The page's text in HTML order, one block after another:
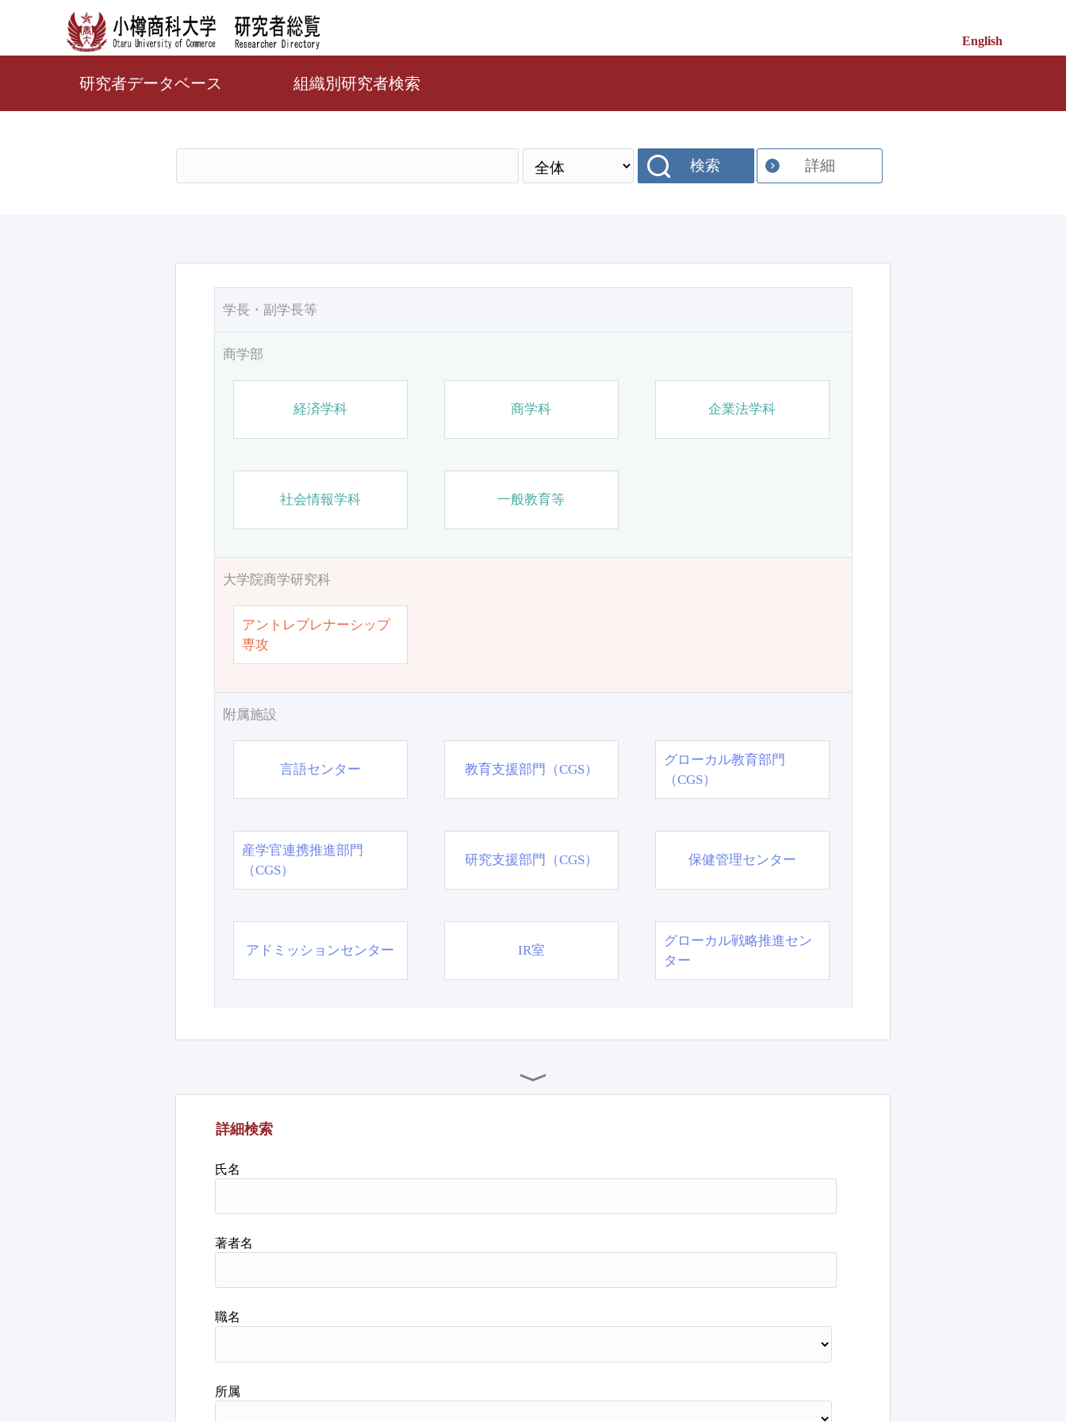
English
研究者データベース 組織別研究者検索
検索 詳細
学長・副学長等
商学部
経済学科 商学科 企業法学科
社会情報学科 一般教育等
大学院商学研究科
アントレプレナーシップ
専攻
附属施設
言語センター 教育支援部門（CGS）
グローカル教育部門
（CGS）
産学官連携推進部門
（CGS）
研究支援部門（CGS） 保健管理センター
アドミッションセンター IR室
グローカル戦略推進セン
ター
詳細検索
氏名
著者名
職名
所属